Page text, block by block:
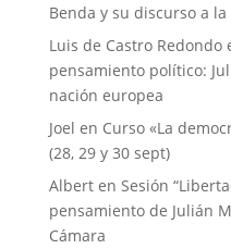
Benda y su discurso a
Luis de Castro Redondo
pensamiento político:
nación europea
Joel en Curso «La
(28, 29 y 30 sept)
Alberten Sesión
pensamiento de Julián
Cámara